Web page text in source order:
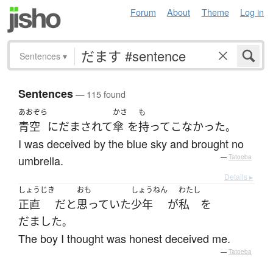
Forum About Theme Log in
Sentences ▾
Sentences— 115 found
あおぞら
青空 にだまされて
かさ
傘 を
も
持って こなかった。
I was deceived by the blue sky and brought no
umbrella.
— Tatoeba
Details ▸
しょうじき
正直 だと
おも
思っていた
しょうねん
少年 が
わたし
私
を
だました。
The boy I thought was honest deceived me.
— Tatoeba